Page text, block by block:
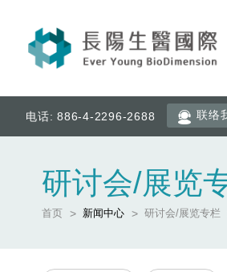
电话: 886-4-2296-2688 联络
研讨会/展览
首页 新闻中心 研讨会/展览专栏